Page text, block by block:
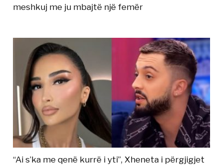
meshkuj me ju mbajtë një femër
“Ai s’ka me qenë kurrë i yti”, Xheneta i përgjigjet